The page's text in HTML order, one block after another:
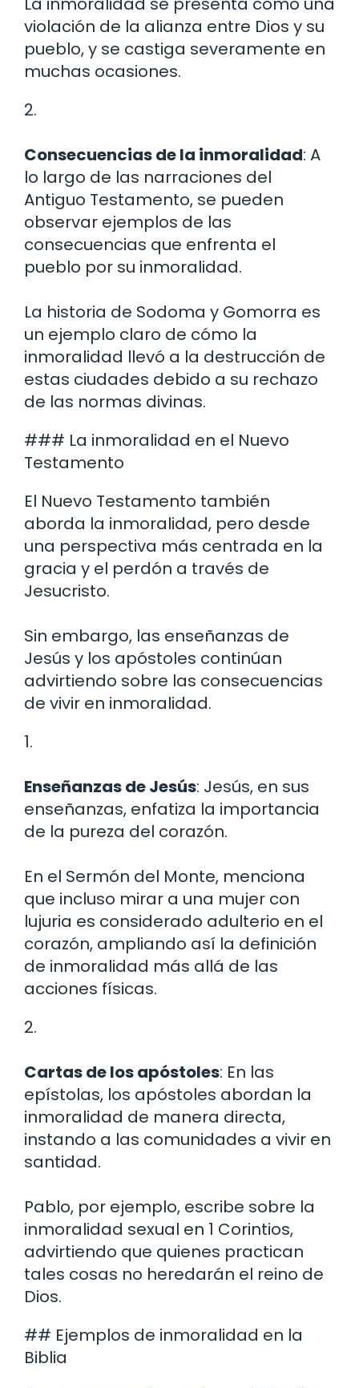
violación de la alianza entre Dios y su
pueblo, y se castiga severamente en
muchas ocasiones.
2.
Consecuencias de la inmoralidad: A
lo largo de las narraciones del
Antiguo Testamento, se pueden
observar ejemplos de las
consecuencias que enfrenta el
pueblo por su inmoralidad.
La historia de Sodoma y Gomorra es
un ejemplo claro de cómo la
inmoralidad llevó a la destrucción de
estas ciudades debido a su rechazo
de las normas divinas.
### La inmoralidad en el Nuevo
Testamento
El Nuevo Testamento también
aborda la inmoralidad, pero desde
una perspectiva más centrada en la
gracia y el perdón a través de
Jesucristo.
Sin embargo, las enseñanzas de
Jesús y los apóstoles continúan
advirtiendo sobre las consecuencias
de vivir en inmoralidad.
1.
Enseñanzas de Jesús: Jesús, en sus
enseñanzas, enfatiza la importancia
de la pureza del corazón.
En el Sermón del Monte, menciona
que incluso mirar a una mujer con
lujuria es considerado adulterio en el
corazón, ampliando así la definición
de inmoralidad más allá de las
acciones físicas.
2.
Cartas de los apóstoles: En las
epístolas, los apóstoles abordan la
inmoralidad de manera directa,
instando a las comunidades a vivir en
santidad.
Pablo, por ejemplo, escribe sobre la
inmoralidad sexual en 1 Corintios,
advirtiendo que quienes practican
tales cosas no heredarán el reino de
Dios.
## Ejemplos de inmoralidad en la
Biblia